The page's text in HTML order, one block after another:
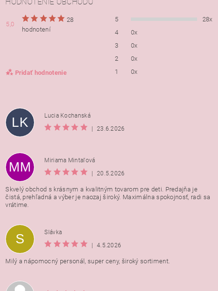
5,0
28
hodnotení
Pridať hodnotenie
5
28x
4
0x
3
0x
2
0x
1
0x
Vložením hodnotenie súhlasíte s
osobných údajov
LK
Lucia Kochanská
|
23.6.2026
MM
Miriama Mintaľová
|
20.5.2026
Skvelý obchod s krásnym a kvalitným tovarom pre deti. Predajňa je
čistá, prehľadná a výber je naozaj široký. Maximálna spokojnosť, radi sa
vrátime.
S
Slávka
|
4.5.2026
Milý a nápomocný personál, super ceny, široký sortiment.